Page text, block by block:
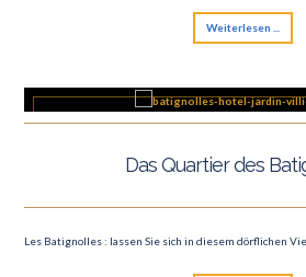
Weiterlesen ...
Das Quartier des
Les Batignolles : lassen Sie sich in diesem dörflichen